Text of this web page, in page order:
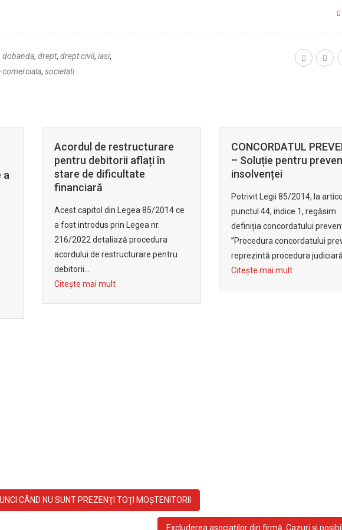
dobanda, drept, drept civil, iasi,
comerciala, societati
CONCORDATUL PREVENTIV
– Soluție pentru prevenirea
insolvenței
punctul 44, indice 1, regăsim
definiția concordatului preventiv:
”Procedura concordatului preventiv
reprezintă procedura judiciară de...
Citește mai mult
CÂND NU SUNT PREZENŢI TOŢI MOŞTENITORII
Excluderea asociaţilor din firmă. Cazuri şi